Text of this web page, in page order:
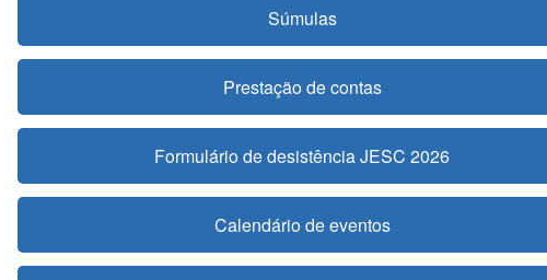
Súmulas
Prestação de contas
Formulário de desistência JESC 2026
Calendário de eventos